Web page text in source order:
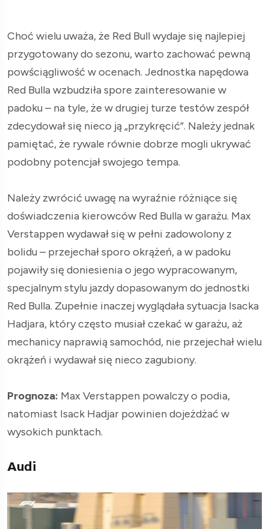
Choć wielu uważa, że Red Bull wydaje się najlepiej
przygotowany do sezonu, warto zachować pewną
powściągliwość w ocenach. Jednostka napędowa
Red Bulla wzbudziła spore zainteresowanie w
padoku – na tyle, że w drugiej turze testów zespół
zdecydował się nieco ją „przykręcić”. Należy jednak
pamiętać, że rywale równie dobrze mogli ukrywać
podobny potencjał swojego tempa.
Należy zwrócić uwagę na wyraźnie różniące się
doświadczenia kierowców Red Bulla w garażu. Max
Verstappen wydawał się w pełni zadowolony z
bolidu – przejechał sporo okrążeń, a w padoku
pojawiły się doniesienia o jego wypracowanym,
specjalnym stylu jazdy dopasowanym do jednostki
Red Bulla. Zupełnie inaczej wyglądała sytuacja Isacka
Hadjara, który często musiał czekać w garażu, aż
mechanicy naprawią samochód, nie przejechał wielu
okrążeń i wydawał się nieco zagubiony.
Prognoza: Max Verstappen powalczy o podia,
natomiast Isack Hadjar powinien dojeżdżać w
wysokich punktach.
Audi